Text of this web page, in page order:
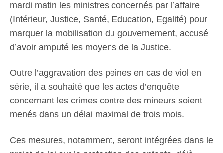
mardi matin les ministres concernés par l’affaire
(Intérieur, Justice, Santé, Education, Egalité) pour
marquer la mobilisation du gouvernement, accusé
d’avoir amputé les moyens de la Justice.
Outre l’aggravation des peines en cas de viol en
série, il a souhaité que les actes d’enquête
concernant les crimes contre des mineurs soient
menés dans un délai maximal de trois mois.
Ces mesures, notamment, seront intégrées dans le